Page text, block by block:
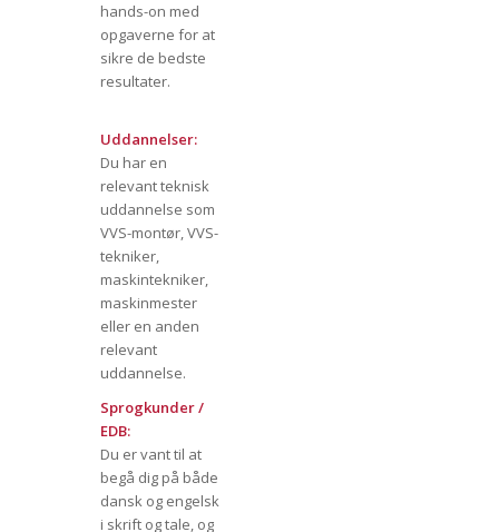
hands-on med
opgaverne for at
sikre de bedste
resultater.
Uddannelser:
Du har en
relevant teknisk
uddannelse som
VVS-montør, VVS-
tekniker,
maskintekniker,
maskinmester
eller en anden
relevant
uddannelse.
Sprogkunder /
EDB:
Du er vant til at
begå dig på både
dansk og engelsk
i skrift og tale, og